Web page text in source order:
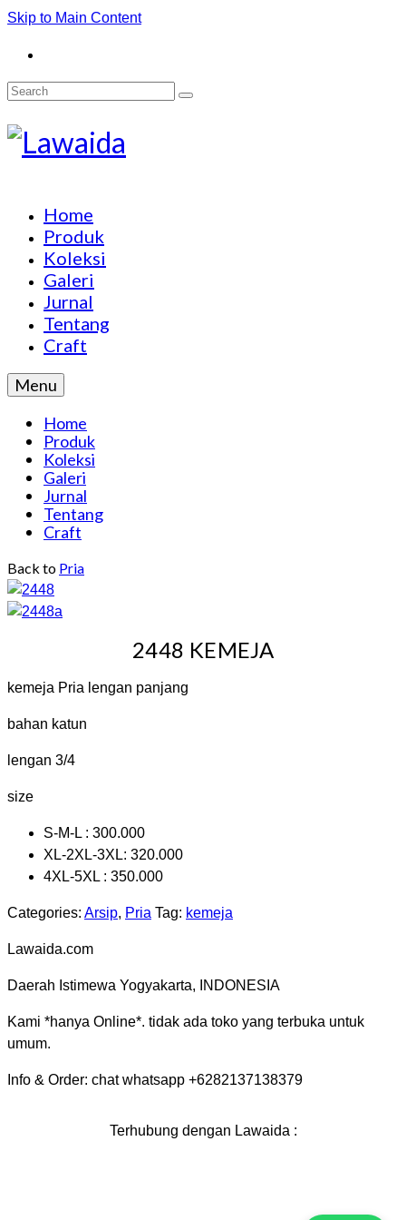
Skip to Main Content
Search
Home
Produk
Koleksi
Galeri
Jurnal
Tentang
Craft
Menu
Home
Produk
Koleksi
Galeri
Jurnal
Tentang
Craft
Back to Pria
2448 KEMEJA
kemeja Pria lengan panjang
bahan katun
lengan 3/4
size
S-M-L : 300.000
XL-2XL-3XL: 320.000
4XL-5XL : 350.000
Categories: Arsip, Pria Tag: kemeja
Lawaida.com
Daerah Istimewa Yogyakarta, INDONESIA
Kami *hanya Online*. tidak ada toko yang terbuka untuk
umum.
Info & Order: chat whatsapp +6282137138379
Terhubung dengan Lawaida :